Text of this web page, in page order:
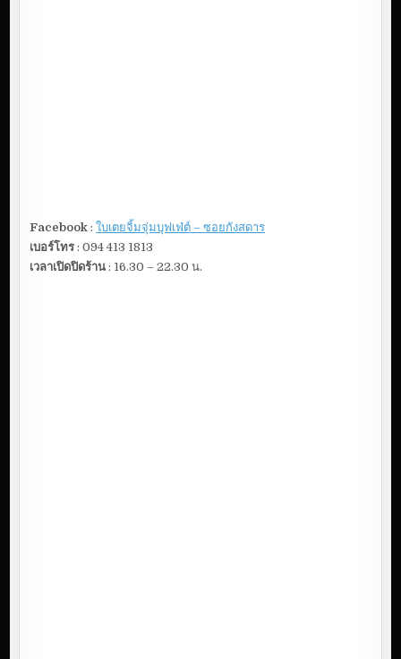
Facebook :ใบเตยจิ้มจุ่มบุฟเฟ่ต์ – ซอยกังสดาร
เบอร์โทร : 094 413 1813
เวลาเปิดปิดร้าน : 16.30 – 22.30 น.